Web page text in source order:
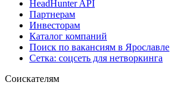
HeadHunter API
Партнерам
Инвесторам
Каталог компаний
Поиск по вакансиям в Ярославле
Сетка: соцсеть для нетворкинга
Соискателям